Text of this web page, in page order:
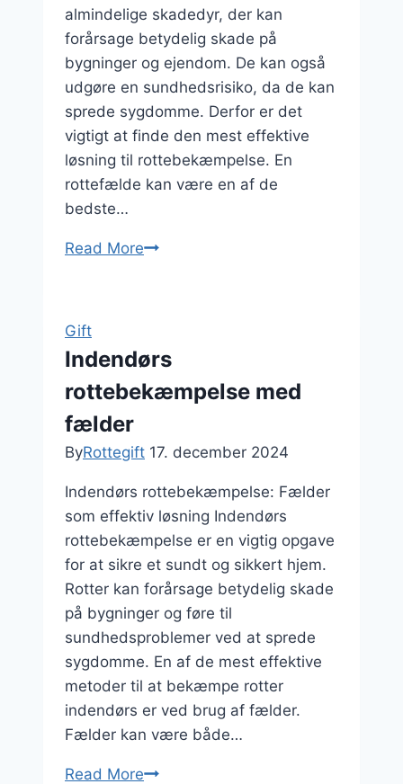
almindelige skadedyr, der kan
forårsage betydelig skade på
bygninger og ejendom. De kan også
udgøre en sundhedsrisiko, da de kan
sprede sygdomme. Derfor er det
vigtigt at finde den mest effektive
løsning til rottebekæmpelse. En
rottefælde kan være en af de
bedste…
Read MoreGå
med
rottefælde
Gift
Indendørs
rottebekæmpelse med
fælder
ByRottegift 17. december 2024
Indendørs rottebekæmpelse: Fælder
som effektiv løsning Indendørs
rottebekæmpelse er en vigtig opgave
for at sikre et sundt og sikkert hjem.
Rotter kan forårsage betydelig skade
på bygninger og føre til
sundhedsproblemer ved at sprede
sygdomme. En af de mest effektive
metoder til at bekæmpe rotter
indendørs er ved brug af fælder.
Fælder kan være både…
Read MoreIndendørs